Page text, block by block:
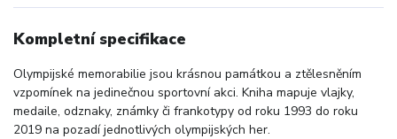
Kompletní specifikace
Olympijské memorabilie jsou krásnou památkou a ztělesněním
vzpomínek na jedinečnou sportovní akci. Kniha mapuje vlajky,
medaile, odznaky, známky či frankotypy od roku 1993 do roku
2019 na pozadí jednotlivých olympijských her.